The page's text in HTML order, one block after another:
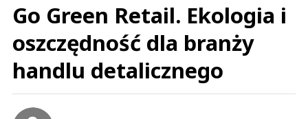
Go Green Retail. Ekologia i
oszczędność dla branży
handlu detalicznego